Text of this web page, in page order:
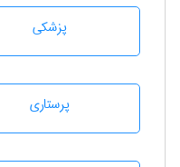
پزشكی
پرستاری